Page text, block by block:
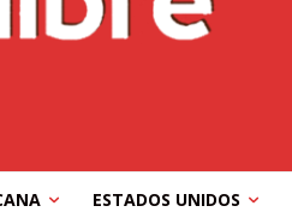
ESTADOS UNIDOS